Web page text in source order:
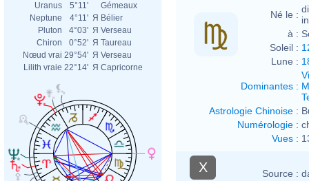
Uranus
5°11'
Gémeaux
Neptune
4°11' Я Bélier
Pluton
4°03' Я Verseau
Chiron
0°52' Я Taureau
Nœud vrai 29°54' Я Verseau
Lilith vraie 22°14' Я Capricorne
Né le :
à :
Soleil :
Lune :
Dominantes :
Astrologie Chinoise :
Numérologie :
Vues :
X Source :